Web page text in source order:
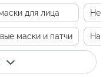
для лица
маски и патчи